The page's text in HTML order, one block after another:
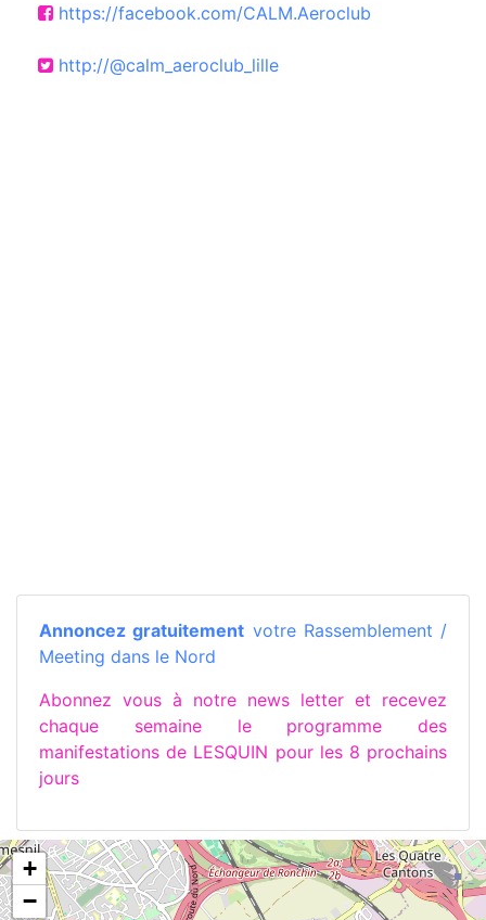
https://facebook.com/CALM.Aeroclub
http://@calm_aeroclub_lille
Annoncez gratuitement votre Rassemblement /
Meeting dans le Nord
Abonnez vous à notre news letter et recevez
chaque semaine le programme des
manifestations de LESQUIN pour les 8 prochains
jours
+
−